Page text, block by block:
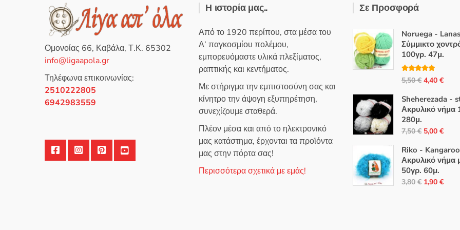
κ
ε
μ
ε
0
ό
ε
μ
α
π
5
ε
μ
α
π
ό
5
Ομονοίας 66, Καβάλα, Τ.Κ. 65302
info@ligaapola.gr
Τηλέφωνα επικοινωνίας:
2510222805
6942983559
Η ιστορία μας..
Από το 1920 περίπου, στα μέσα του
Α’ παγκοσμίου πολέμου,
εμπορευόμαστε υλικά πλεξίματος,
ραπτικής και κεντήματος.
Με στήριγμα την εμπιστοσύνη σας και
κίνητρο την άψογη εξυπηρέτηση,
συνεχίζουμε σταθερά.
Πλέον μέσα και από το ηλεκτρονικό
μας κατάστημα, έρχονται τα προϊόντα
μας στην πόρτα σας!
Περισσότερα σχετικά με εμάς!
Σε Προσφορά
Noruega -
Σύμμικτο
100γρ. 47μ.
Βαθμολογή
θηκε με 5.00
5,50€ Original
was:
5,50 €.
4,40 €Η
τιμή
Sheherezada -
Ακρυλικό νήμα
280μ.
7,50€ Original
was:
7,50 €.
5,00 €Η
τιμή
Riko - Kangaroo
Ακρυλικό νήμα
50γρ. 60μ.
3,80€ Original
1,90 €Η